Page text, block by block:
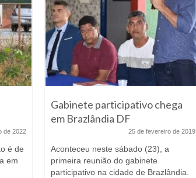
de 2022
é de
em
Gabinete participativo chega
em Brazlândia DF
25 de fevereiro de 2019
Aconteceu neste sábado (23), a
primeira reunião do gabinete
participativo na cidade de Brazlândia.